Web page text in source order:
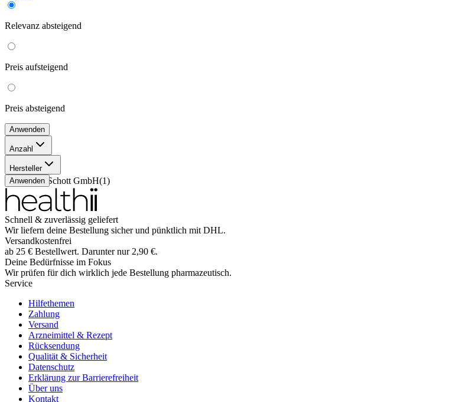
Relevanz absteigend
Preis aufsteigend
Preis absteigend
Anwenden
Anzahl
(1 )
Hersteller
Pharma Schott GmbH(1)
Anwenden
Schnell & zuverlässig geliefert
Wir liefern deine Bestellung sicher und pünktlich mit DHL.
Versandkostenfrei
ab 25 € Bestellwert. Darunter nur 2,90 €.
Deine Bedürfnisse im Fokus
Wir prüfen für dich wirklich jede Bestellung pharmazeutisch.
Service
Hilfethemen
Zahlung
Versand
Arzneimittel & Rezept
Rücksendung
Qualität & Sicherheit
Datenschutz
Erklärung zur Barrierefreiheit
Über uns
Kontakt